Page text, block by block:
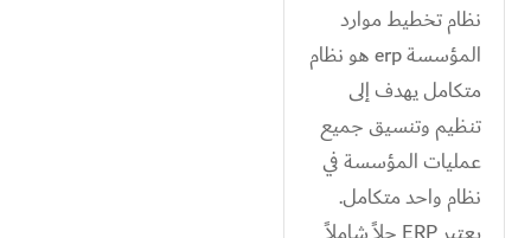
نظام تخطيط موارد
المؤسسة erp هو نظام
متكامل يهدف إلى
تنظيم وتنسيق جميع
عمليات المؤسسة في
نظام واحد متكامل.